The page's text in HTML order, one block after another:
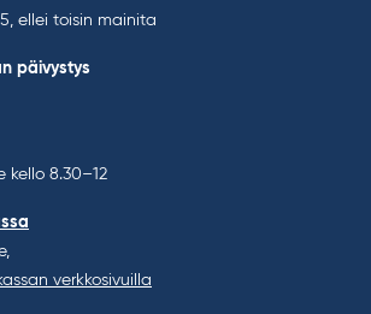
ellei toisin mainita
päivystys
kello 8.30–12
verkkosivuilla